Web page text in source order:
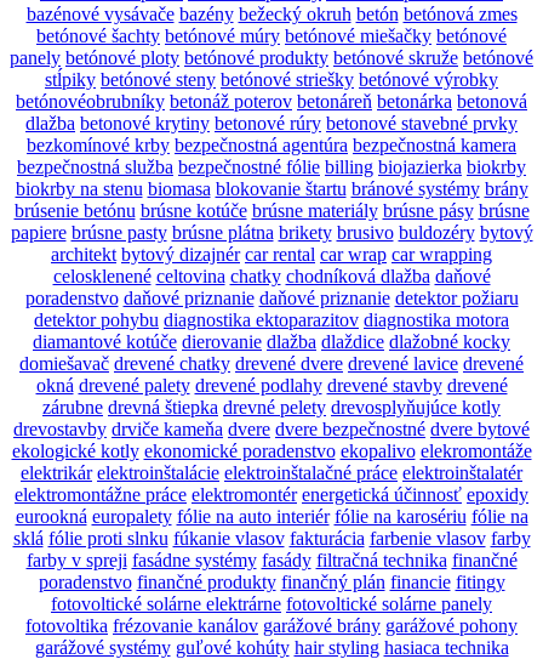
bazénové vysávače bazény bežecký okruh betón betónová zmes
betónové šachty betónové múry betónové miešačky betónové
panely betónové ploty betónové produkty betónové skruže betónové
stĺpiky betónové steny betónové striešky betónové výrobky
betónovéobrubníky betonáž poterov betonáreň betonárka betonová
dlažba betonové krytiny betonové rúry betonové stavebné prvky
bezkomínové krby bezpečnostná agentúra bezpečnostná kamera
bezpečnostná služba bezpečnostné fólie billing biojazierka biokrby
biokrby na stenu biomasa blokovanie štartu bránové systémy brány
brúsenie betónu brúsne kotúče brúsne materiály brúsne pásy brúsne
papiere brúsne pasty brúsne plátna brikety brusivo buldozéry bytový
architekt bytový dizajnér car rental car wrap car wrapping
celosklenené celtovina chatky chodníková dlažba daňové
poradenstvo daňové priznanie daňové priznanie detektor požiaru
detektor pohybu diagnostika ektoparazitov diagnostika motora
diamantové kotúče dierovanie dlažba dlaždice dlažobné kocky
domiešavač drevené chatky drevené dvere drevené lavice drevené
okná drevené palety drevené podlahy drevené stavby drevené
zárubne drevná štiepka drevné pelety drevosplyňujúce kotly
drevostavby drviče kameňa dvere dvere bezpečnostné dvere bytové
ekologické kotly ekonomické poradenstvo ekopalivo elekromontáže
elektrikár elektroinštalácie elektroinštalačné práce elektroinštalatér
elektromontážne práce elektromontér energetická účinnosť epoxidy
eurookná europalety fólie na auto interiér fólie na karosériu fólie na
sklá fólie proti slnku fúkanie vlasov fakturácia farbenie vlasov farby
farby v spreji fasádne systémy fasády filtračná technika finančné
poradenstvo finančné produkty finančný plán financie fitingy
fotovoltické solárne elektrárne fotovoltické solárne panely
fotovoltika frézovanie kanálov garážové brány garážové pohony
garážové systémy guľové kohúty hair styling hasiaca technika